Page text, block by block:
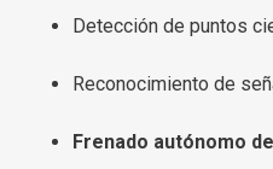
Detección de puntos
Reconocimiento de
Frenado autónomo